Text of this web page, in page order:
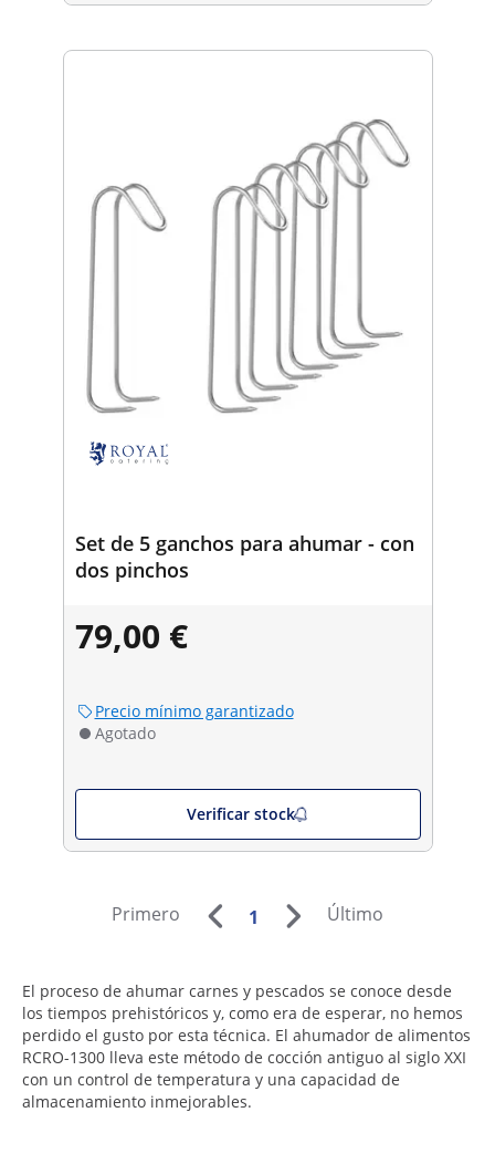
Set de 5 ganchos para ahumar - con
dos pinchos
79,00 €
Precio mínimo garantizado
Agotado
Verificar stock
Primero 1 Último
El proceso de ahumar carnes y pescados se conoce desde
los tiempos prehistóricos y, como era de esperar, no hemos
perdido el gusto por esta técnica. El ahumador de alimentos
RCRO-1300 lleva este método de cocción antiguo al siglo XXI
con un control de temperatura y una capacidad de
almacenamiento inmejorables.